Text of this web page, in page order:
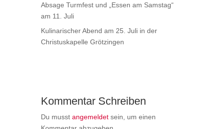
Absage Turmfest und „Essen am Samstag“
am 11. Juli
Kulinarischer Abend am 25. Juli in der
Christuskapelle Grötzingen
Kommentar Schreiben
Du musst angemeldet sein, um einen